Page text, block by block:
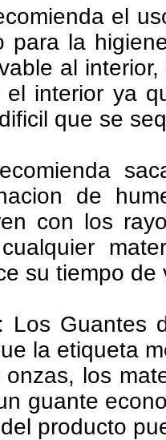
el
para la
al
el interior ya
que se
de
con los
su tiempo de
Los Guantes
la etiqueta
onzas, los
guante
producto